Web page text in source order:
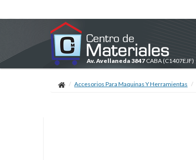
Av. Avellaneda 3847 CABA(C1407EJF)
Accesorios Para Maquinas Y Herramientas